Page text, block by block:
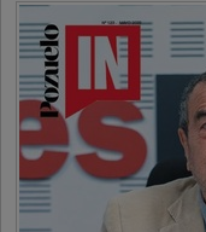
Señora Alcaldesa Ud no
hace más de 60 años , …
Pozuelo de Alarcón
Quejas por
limpieza …
A ver si es posible que
solamente jóvenes que